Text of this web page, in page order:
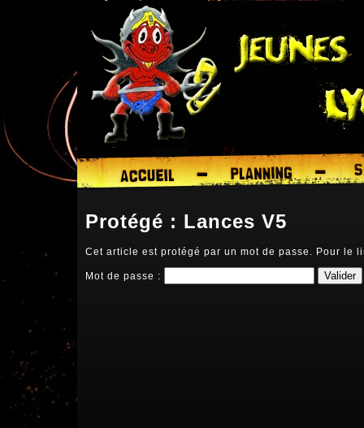
Protégé : Lances V5
Cet article est protégé par un mot de passe. Pour le
Mot de passe :